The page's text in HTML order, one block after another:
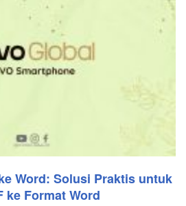
Word: Solusi Praktis untuk
ke Format Word